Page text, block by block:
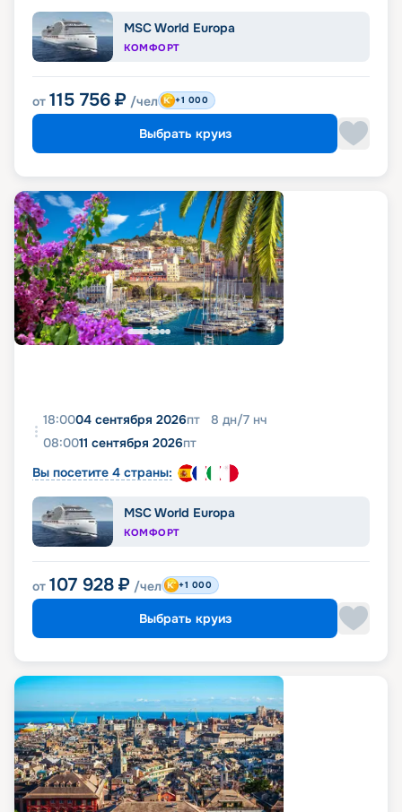
MSC World Europa
КОМФОРТ
от 115 756 ₽ /чел +1 000
Выбрать круиз
18:0004 сентября 2026пт 8 дн/7 нч
08:0011 сентября 2026пт
Вы посетите 4 страны:
MSC World Europa
КОМФОРТ
от 107 928 ₽ /чел +1 000
Выбрать круиз